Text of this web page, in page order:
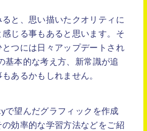
と、思い描いたクオリティに
じる事もあると思います。そ
つには日々アップデートされ
基本的な考え方、新常識が追
あるかもしれません。
で望んだグラフィックを作成
効率的な学習方法などをご紹